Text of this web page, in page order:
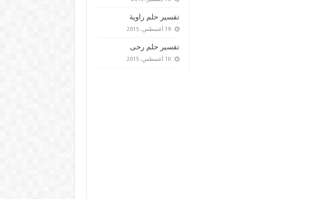
تفسير حلم راوية
19 أغسطس، 2015
تفسير حلم رحى
10 أغسطس، 2015